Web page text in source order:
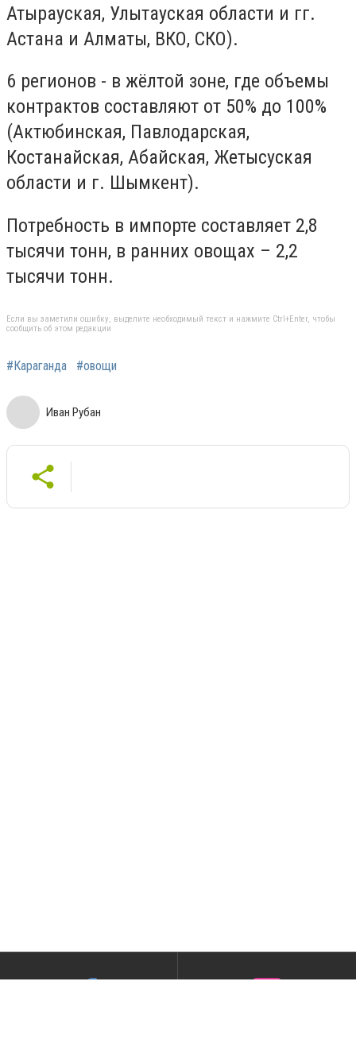
Атырауская, Улытауская области и гг.
Астана и Алматы, ВКО, СКО).
6 регионов - в жёлтой зоне, где объемы
контрактов составляют от 50% до 100%
(Актюбинская, Павлодарская,
Костанайская, Абайская, Жетысуская
области и г. Шымкент).
Потребность в импорте составляет 2,8
тысячи тонн, в ранних овощах – 2,2
тысячи тонн.
Если вы заметили ошибку, выделите необходимый текст и нажмите Ctrl+Enter, чтобы
сообщить об этом редакции
#Караганда #овощи
Иван Рубан